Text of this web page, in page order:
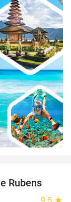
42%
Rubens
star